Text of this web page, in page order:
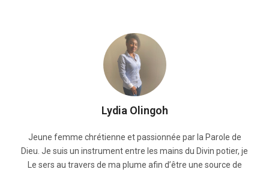
Lydia Olingoh
Jeune femme chrétienne et passionnée par la Parole de
Dieu. Je suis un instrument entre les mains du Divin potier, je
Le sers au travers de ma plume afin d’être une source de